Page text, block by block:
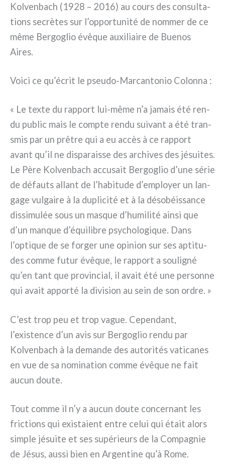
Kolvenbach (1928 – 2016) au cours des con­sul­ta­
tions secrè­tes sur l’opportunité de nom­mer de ce
même Bergoglio évê­que auxi­liai­re de Buenos
Aires.
Voici ce qu’écrit le pseudo-Marcantonio Colonna :
« Le tex­te du rap­port lui-même n’a jamais été ren­
du public mais le comp­te ren­du sui­vant a été tran­
smis par un prê­tre qui a eu accès à ce rap­port
avant qu’il ne dispa­rais­se des archi­ves des jésui­tes.
Le Père Kolvenbach accu­sait Bergoglio d’une série
de défau­ts allant de l’habitude d’employer un lan­
ga­ge vul­gai­re à la dupli­ci­té et à la déso­béis­san­ce
dis­si­mu­lée sous un masque d’humilité ain­si que
d’un man­que d’équilibre psy­cho­lo­gi­que. Dans
l’optique de se for­ger une opi­nion sur ses apti­tu­
des com­me futur évê­que, le rap­port a sou­li­gné
qu’en tant que pro­vin­cial, il avait été une per­son­ne
qui avait appor­té la divi­sion au sein de son ordre. »
C’est trop peu et trop vague. Cependant,
l’existence d’un avis sur Bergoglio ren­du par
Kolvenbach à la deman­de des auto­ri­tés vati­ca­nes
en vue de sa nomi­na­tion com­me évê­que ne fait
aucun dou­te.
Tout com­me il n’y a aucun dou­te con­cer­nant les
fric­tions qui exi­sta­ient entre celui qui était alors
sim­ple jésui­te et ses supé­rieurs de la Compagnie
de Jésus, aus­si bien en Argentine qu’à Rome.